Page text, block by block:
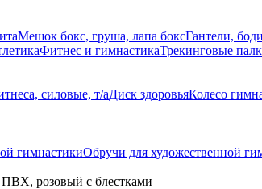
Мешок бокс, груша, лапа боксГантели,
Фитнес и гимнастикаТрекинговые
силовые, т/аДиск здоровьяКолесо
гимнастикиОбручи для художественной
розовый с блестками